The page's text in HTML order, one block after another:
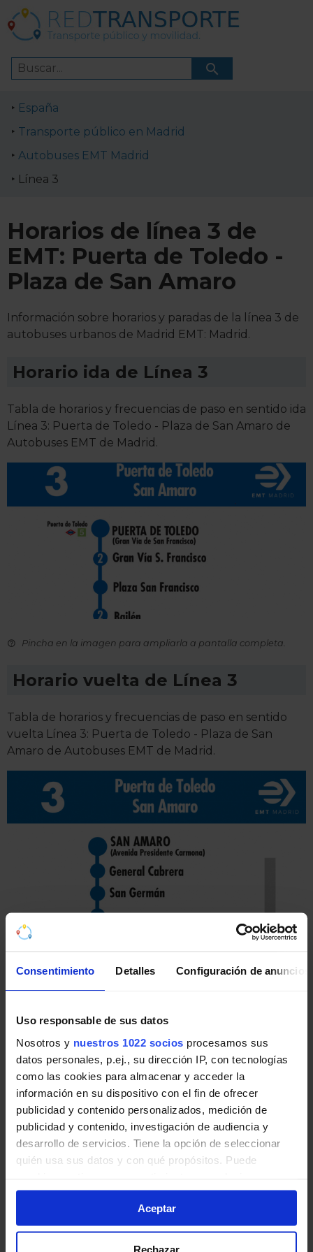
Consentimiento Detalles Configuración de anuncios
Uso responsable de sus datos
Nosotros y nuestros 1022 socios procesamos sus
datos personales, p.ej., su dirección IP, con tecnologías
como las cookies para almacenar y acceder la
información en su dispositivo con el fin de ofrecer
publicidad y contenido personalizados, medición de
publicidad y contenido, investigación de audiencia y
desarrollo de servicios. Tiene la opción de seleccionar
quién usa sus datos y con qué propósitos. Puede
momento desde la Declaración de cookies o clicando en
el Menú de consentimiento.
Si lo permite, también quisiéramos:
Aceptar
Rechazar
España
Transporte público en Madrid
Autobuses EMT Madrid
Línea 3
Horarios de línea 3 de
EMT: Puerta de Toledo -
Plaza de San Amaro
Información sobre horarios y paradas de la línea 3 de
autobuses urbanos de Madrid EMT: Madrid.
Horario ida de Línea 3
Tabla de horarios y frecuencias de paso en sentido ida
Línea 3: Puerta de Toledo - Plaza de San Amaro de
Autobuses EMT de Madrid.
Pincha en la imagen para ampliarla a pantalla completa.
Horario vuelta de Línea 3
Tabla de horarios y frecuencias de paso en sentido
vuelta Línea 3: Puerta de Toledo - Plaza de San
Amaro de Autobuses EMT de Madrid.
Últimos avisos de EMT Madrid
Noticias, novedades e incidencias en las líneas de EMT
Madrid en Madrid:
Recuperación de Parada: Paseo de la
Castellana. Afectadas 5 líneas de EMT.
El 5 de agosto, desde las 13:00 horas
aproximadamente, las líneas 42, 124, 147, 179 y
N24 recuperan la parada 3568 ubicada en paseo
finalización de obras.